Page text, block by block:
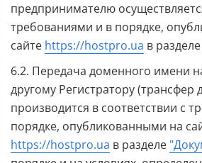
предпринимателю
требованиями и в порядке,
сайте https://hostpro.ua в разделе
6.2. Передача доменного имени
другому Регистратору
производится в соответствии с
порядке, опубликованными на
https://hostpro.ua в разделе